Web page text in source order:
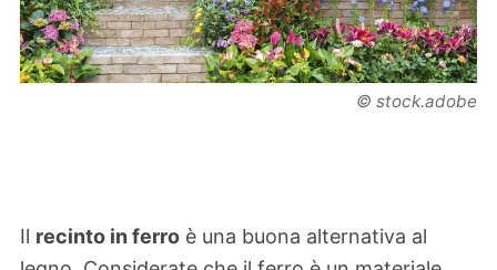
© stock.adobe
Il recinto in ferro è una buona alternativa al